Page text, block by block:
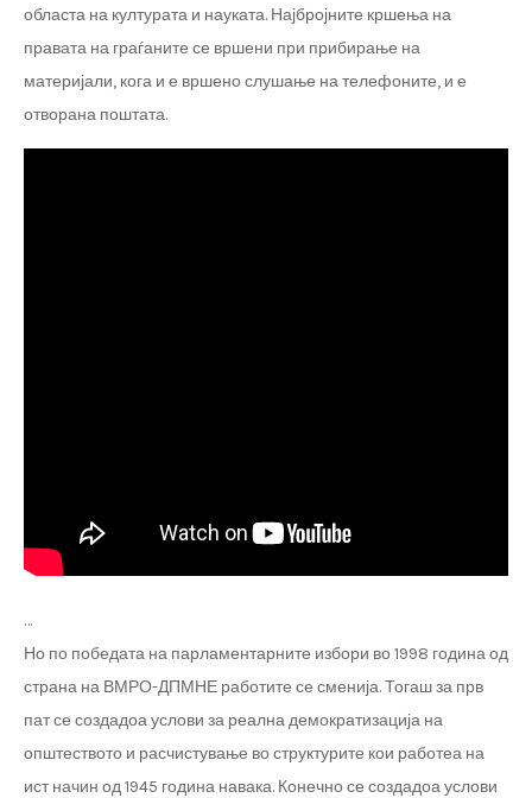
областа на културата и науката. Најбројните кршења на
правата на граѓаните се вршени при прибирање на
материјали, кога и е вршено слушање на телефоните, и е
отворана поштата.
…
Но по победата на парламентарните избори во 1998 година од
страна на ВМРО-ДПМНЕ работите се сменија. Тогаш за прв
пат се создадоа услови за реална демократизација на
општеството и расчистување во структурите кои работеа на
ист начин од 1945 година навака. Конечно се создадоа услови